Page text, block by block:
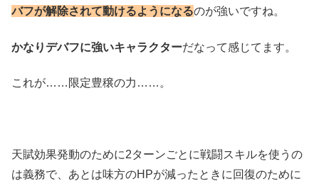
バフが解除されて動けるようになるのが強いですね。
かなりデバフに強いキャラクターだなって感じてます。
これが……限定豊穣の力……。
天賦効果発動のために2ターンごとに戦闘スキルを使うの
は義務で、あとは味方のHPが減ったときに回復のために